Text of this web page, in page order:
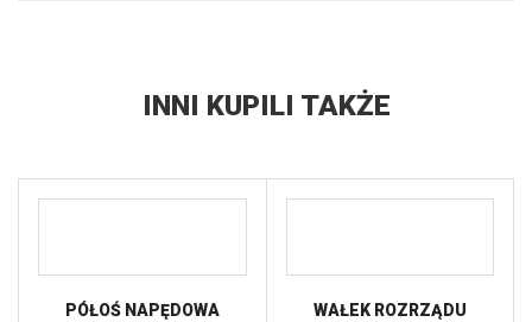
INNI KUPILI TAKŻE
PÓŁOŚ NAPĘDOWA
WAŁEK ROZRZĄDU